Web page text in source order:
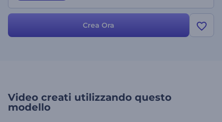
Crea Ora
Video creati utilizzando questo
modello